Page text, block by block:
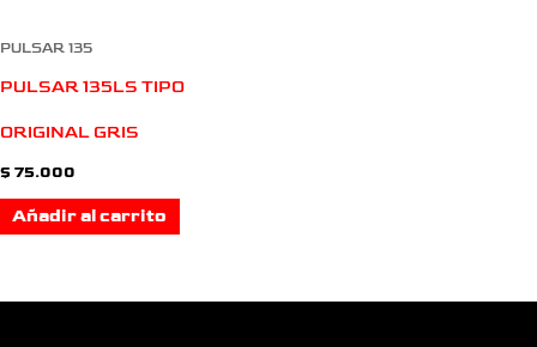
PULSAR 135
PULSAR 135LS TIPO
ORIGINAL GRIS
$ 75.000
Añadir al carrito